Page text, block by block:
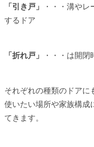
「引き戸」
・・・溝や
するドア
「折れ戸」 ・・・は開
それぞれの種類のドアに
使いたい場所や家族構成
てきます。